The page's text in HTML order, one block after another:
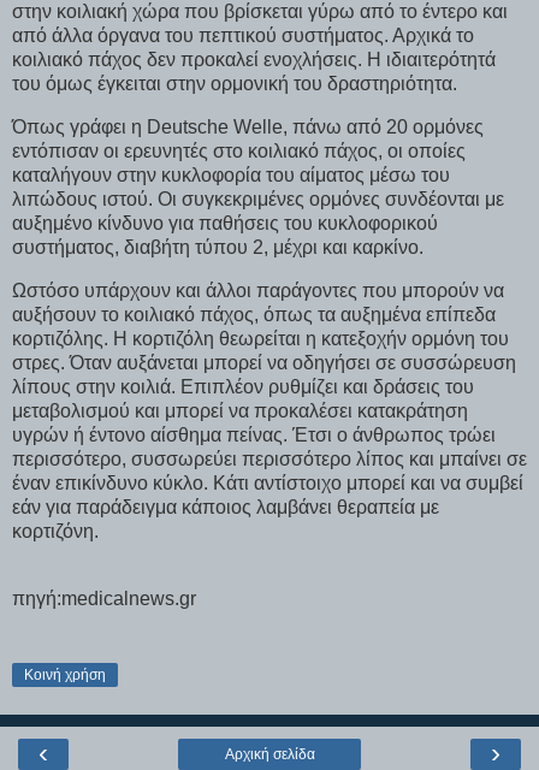
στην κοιλιακή χώρα που βρίσκεται γύρω από το έντερο και
από άλλα όργανα του πεπτικού συστήματος. Αρχικά το
κοιλιακό πάχος δεν προκαλεί ενοχλήσεις. Η ιδιαιτερότητά
του όμως έγκειται στην ορμονική του δραστηριότητα.
Όπως γράφει η Deutsche Welle, πάνω από 20 ορμόνες
εντόπισαν οι ερευνητές στο κοιλιακό πάχος, οι οποίες
καταλήγουν στην κυκλοφορία του αίματος μέσω του
λιπώδους ιστού. Οι συγκεκριμένες ορμόνες συνδέονται με
αυξημένο κίνδυνο για παθήσεις του κυκλοφορικού
συστήματος, διαβήτη τύπου 2, μέχρι και καρκίνο.
Ωστόσο υπάρχουν και άλλοι παράγοντες που μπορούν να
αυξήσουν το κοιλιακό πάχος, όπως τα αυξημένα επίπεδα
κορτιζόλης. Η κορτιζόλη θεωρείται η κατεξοχήν ορμόνη του
στρες. Όταν αυξάνεται μπορεί να οδηγήσει σε συσσώρευση
λίπους στην κοιλιά. Επιπλέον ρυθμίζει και δράσεις του
μεταβολισμού και μπορεί να προκαλέσει κατακράτηση
υγρών ή έντονο αίσθημα πείνας. Έτσι ο άνθρωπος τρώει
περισσότερο, συσσωρεύει περισσότερο λίπος και μπαίνει σε
έναν επικίνδυνο κύκλο. Κάτι αντίστοιχο μπορεί και να συμβεί
εάν για παράδειγμα κάποιος λαμβάνει θεραπεία με
κορτιζόνη.
πηγή:medicalnews.gr
Κοινή χρήση
‹ ›
Αρχική σελίδα